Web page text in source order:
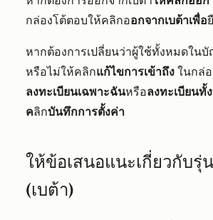
กล่องโต้ตอบให้คลิกออกจากเบต้าเพื่อ
หากต้องการเปลี่ยนว่าผู้ใช้ทั้งหมดใน
หรือไม่ให้คลิกแก้ไขการเข้าถึง ในกล่
ลงทะเบียนเฉพาะฉันหรือลงทะเบียน
คลิกบันทึกการตั้งค่า
ให้ข้อเสนอแนะเกี่ยวกับรุ่
(เบต้า)